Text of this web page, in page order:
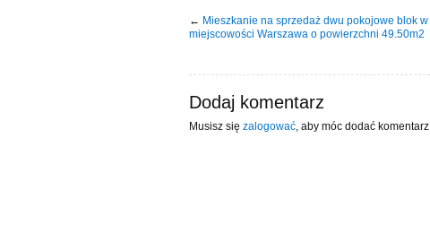
← Mieszkanie na sprzedaż dwu pokojowe blok w
miejscowości Warszawa o powierzchni 49.50m2
Dodaj komentarz
Musisz się zalogować , aby móc dodać komentarz.